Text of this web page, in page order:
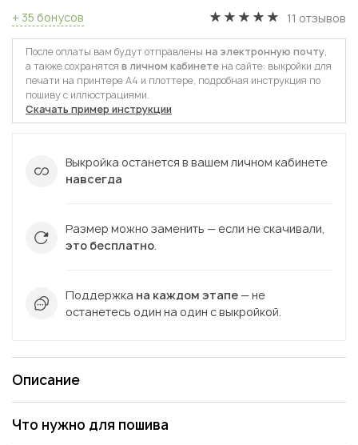
+ 35 бонусов 11 отзывов
После оплаты вам будут отправлены на электронную почту,
а также сохранятся в личном кабинете на сайте: выкройки для
печати на принтере А4 и плоттере, подробная инструкция по
пошиву с иллюстрациями.
Скачать пример инструкции
Выкройка останется в вашем личном кабинете
навсегда
Размер можно заменить — если не скачивали,
это бесплатно.
Поддержка на каждом этапе — не
останетесь один на один с выкройкой.
Описание
Что нужно для пошива